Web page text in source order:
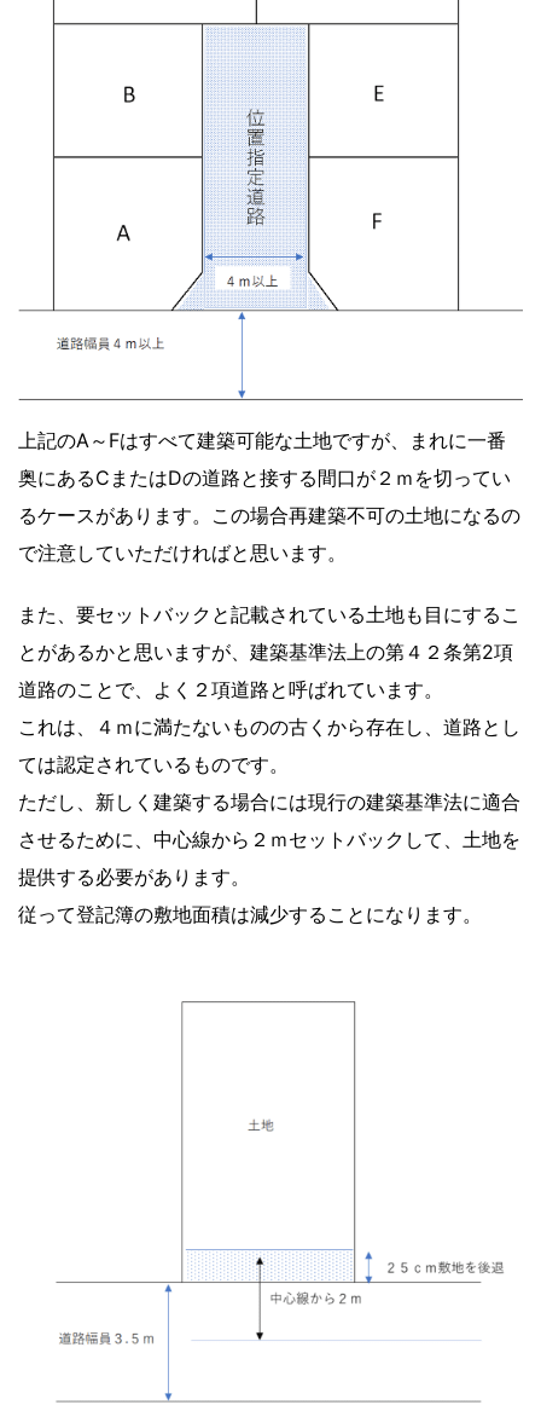
上記のA～Fはすべて建築可能な土地ですが、まれに一番
奥にあるCまたはDの道路と接する間口が２ｍを切ってい
るケースがあります。この場合再建築不可の土地になるの
で注意していただければと思います。
また、要セットバックと記載されている土地も目にするこ
とがあるかと思いますが、建築基準法上の第４２条第2項
道路のことで、よく２項道路と呼ばれています。
これは、４ｍに満たないものの古くから存在し、道路とし
ては認定されているものです。
ただし、新しく建築する場合には現行の建築基準法に適合
させるために、中心線から２ｍセットバックして、土地を
提供する必要があります。
従って登記簿の敷地面積は減少することになります。